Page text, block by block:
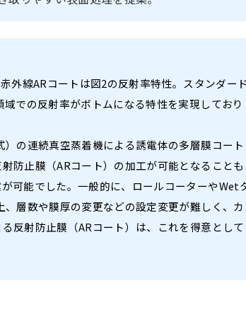
外線ARコートは図2の反射率特性。スタンダード
での反射率がボトムになる特性を実現しており
の連続真空蒸着機による誘電体の多層膜コート
防止膜（ARコート）の加工が可能となることも
可能でした。一般的に、ロールコーターやWet
層数や膜厚の変更などの設定変更が難しく、カ
反射防止膜（ARコート）は、これを得意とし